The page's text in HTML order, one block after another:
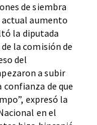
de siembra
actual aumento
la diputada
la comisión de
del
a subir
de que
expresó la
en el